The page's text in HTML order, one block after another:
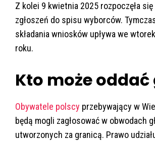
Z kolei 9 kwietnia 2025 rozpoczęła
zgłoszeń do spisu wyborców.
składania wniosków upływa we
roku.
Kto może oddać
Obywatele polscy przebywający w
będą mogli zagłosować w obwodach
utworzonych za granicą. Prawo